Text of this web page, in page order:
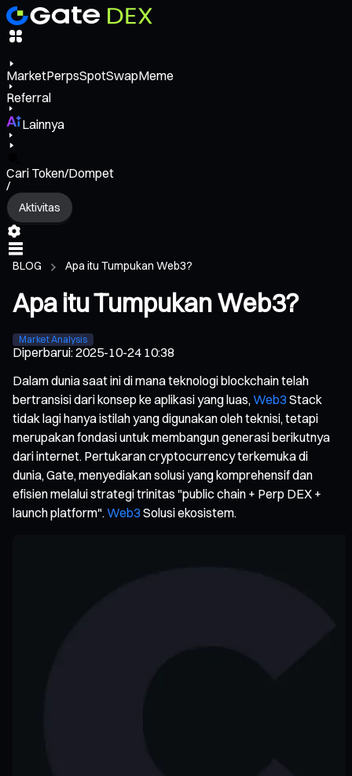
MarketPerpsSpotSwapMeme
Referral
Lainnya
Cari Token/Dompet
/
Aktivitas
BLOG Apa itu Tumpukan Web3?
Apa itu Tumpukan Web3?
Market Analysis
Diperbarui:2025-10-24 10:38
Dalam dunia saat ini di mana teknologi blockchain telah
bertransisi dari konsep ke aplikasi yang luas, Web3 Stack
tidak lagi hanya istilah yang digunakan oleh teknisi, tetapi
merupakan fondasi untuk membangun generasi berikutnya
dari internet. Pertukaran cryptocurrency terkemuka di
dunia, Gate, menyediakan solusi yang komprehensif dan
efisien melalui strategi trinitas "public chain + Perp DEX +
launch platform". Web3 Solusi ekosistem.